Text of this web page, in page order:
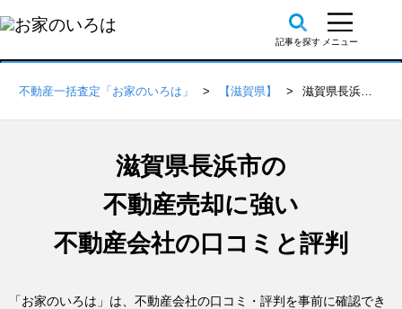
不動産一括査定「お家のいろは」 【滋賀県】 滋賀県長浜市の不動産会社 口コミ・評判一覧
滋賀県長浜市の
不動産売却に強い
不動産会社の口コミと評判
「お家のいろは」は、不動産会社の口コミ・評判を事前に確認でき